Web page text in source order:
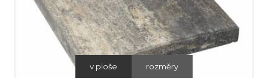
v ploše rozměry